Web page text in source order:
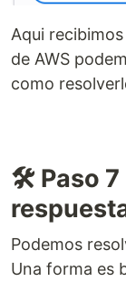
Aqui
de AWS
como
🛠️ Paso 7
Podemos
Una forma es